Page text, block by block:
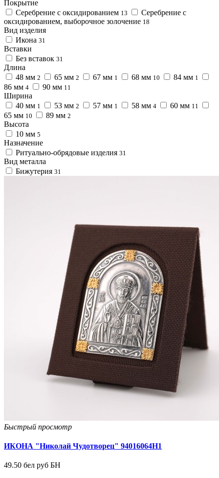
Покрытие
Серебрение с оксидированием 13
Серебрение с
оксидированием, выборочное золочение 18
Вид изделия
Икона 31
Вставки
Без вставок 31
Длина
48 мм 2 65 мм 2 67 мм 1 68 мм 10 84 мм 1
86 мм 4 90 мм 11
Ширина
40 мм 1 53 мм 2 57 мм 1 58 мм 4 60 мм 11
65 мм 10 89 мм 2
Высота
10 мм 5
Назначение
Ритуально-обрядовые изделия 31
Вид металла
Бижутерия 31
Быстрый просмотр
ИКОНА "Николай Чудотворец" 94016064Н1
49.50 бел руб БН